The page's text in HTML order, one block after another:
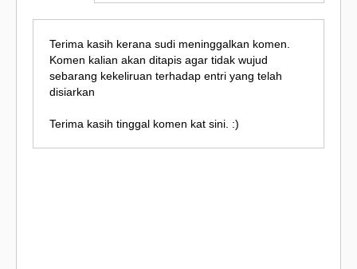
Terima kasih kerana sudi meninggalkan komen.
Komen kalian akan ditapis agar tidak wujud
sebarang kekeliruan terhadap entri yang telah
disiarkan
Terima kasih tinggal komen kat sini. :)